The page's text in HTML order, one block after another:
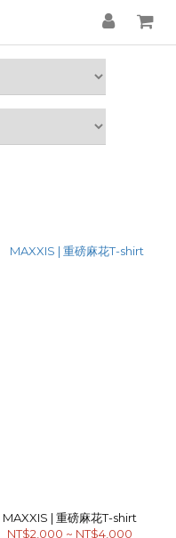
MAXXIS | 重磅麻花T-shirt
NT$2,000 ~ NT$4,000